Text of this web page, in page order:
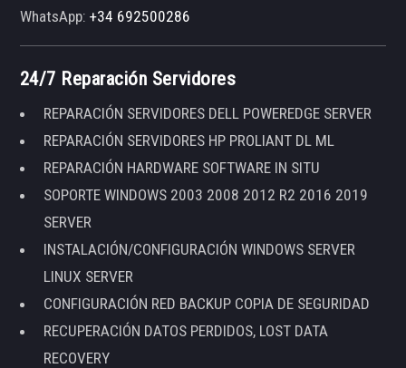
WhatsApp:+34 692500286
24/7 Reparación Servidores
REPARACIÓN SERVIDORES DELL POWEREDGE SERVER
REPARACIÓN SERVIDORES HP PROLIANT DL ML
REPARACIÓN HARDWARE SOFTWARE IN SITU
SOPORTE WINDOWS 2003 2008 2012 R2 2016 2019
SERVER
INSTALACIÓN/CONFIGURACIÓN WINDOWS SERVER
LINUX SERVER
CONFIGURACIÓN RED BACKUP COPIA DE SEGURIDAD
RECUPERACIÓN DATOS PERDIDOS, LOST DATA
RECOVERY